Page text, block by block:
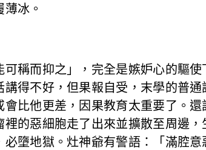
冰。
稱而抑之」，完全是嫉妒心的驅
得不好，但果報自受，末學的普
比他更差，因果教育太重要了。
的惡細胞走了出來並擴散至周邊
墮地獄。灶神爺有警語：「滿腔